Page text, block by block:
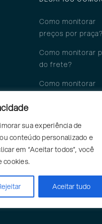
sua experiência de
conteúdo personalizado e
em “Aceitar todos”, você
cookies.
Aceitar tudo
Como monitorar
preços por praça?
Como monitorar
do frete?
Como monitorar
Como monitorar
3P em
Termos de Uso